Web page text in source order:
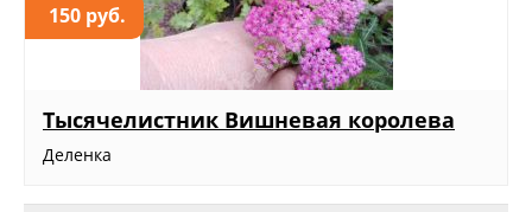
150 руб.
Тысячелистник Вишневая королева
Деленка